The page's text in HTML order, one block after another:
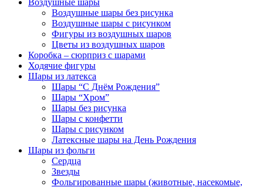
Воздушные шары
Воздушные шары без рисунка
Воздушные шары с рисунком
Фигуры из воздушных шаров
Цветы из воздушных шаров
Коробка – сюрприз с шарами
Ходячие фигуры
Шары из латекса
Шары “С Днём Рождения”
Шары “Хром”
Шары без рисунка
Шары с конфетти
Шары с рисунком
Латексные шары на День Рождения
Шары из фольги
Сердца
Звезды
Фольгированные шары (животные, насекомые,